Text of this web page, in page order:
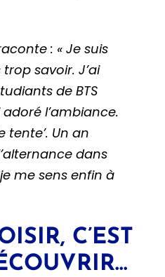
: « Je suis
savoir. J’ai
de BTS
adoré l’ambiance.
tente’. Un an
dans
me sens enfin à
C’EST
…